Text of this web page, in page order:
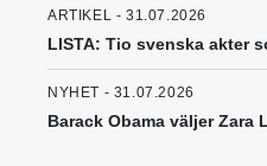
ARTIKEL - 31.07.2026
LISTA: Tio svenska akter
NYHET - 31.07.2026
Barack Obama väljer Zara